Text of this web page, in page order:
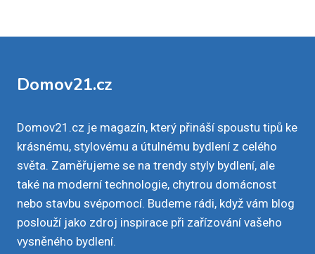
Domov21.cz
Domov21.cz je magazín, který přináší spoustu tipů ke
krásnému, stylovému a útulnému bydlení z celého
světa. Zaměřujeme se na trendy styly bydlení, ale
také na moderní technologie, chytrou domácnost
nebo stavbu svépomocí. Budeme rádi, když vám blog
poslouží jako zdroj inspirace při zařízování vašeho
vysněného bydlení.